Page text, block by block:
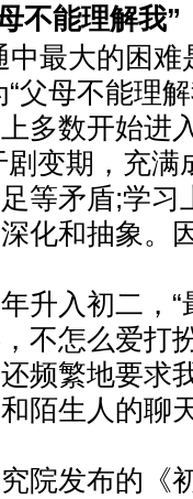
能理解我”
最大的困难
父母不能理
数开始进
变期，充满
等矛盾;学习
化和抽象。
入初二，“
不怎么爱打
频繁地要求
陌生人的聊
发布的《